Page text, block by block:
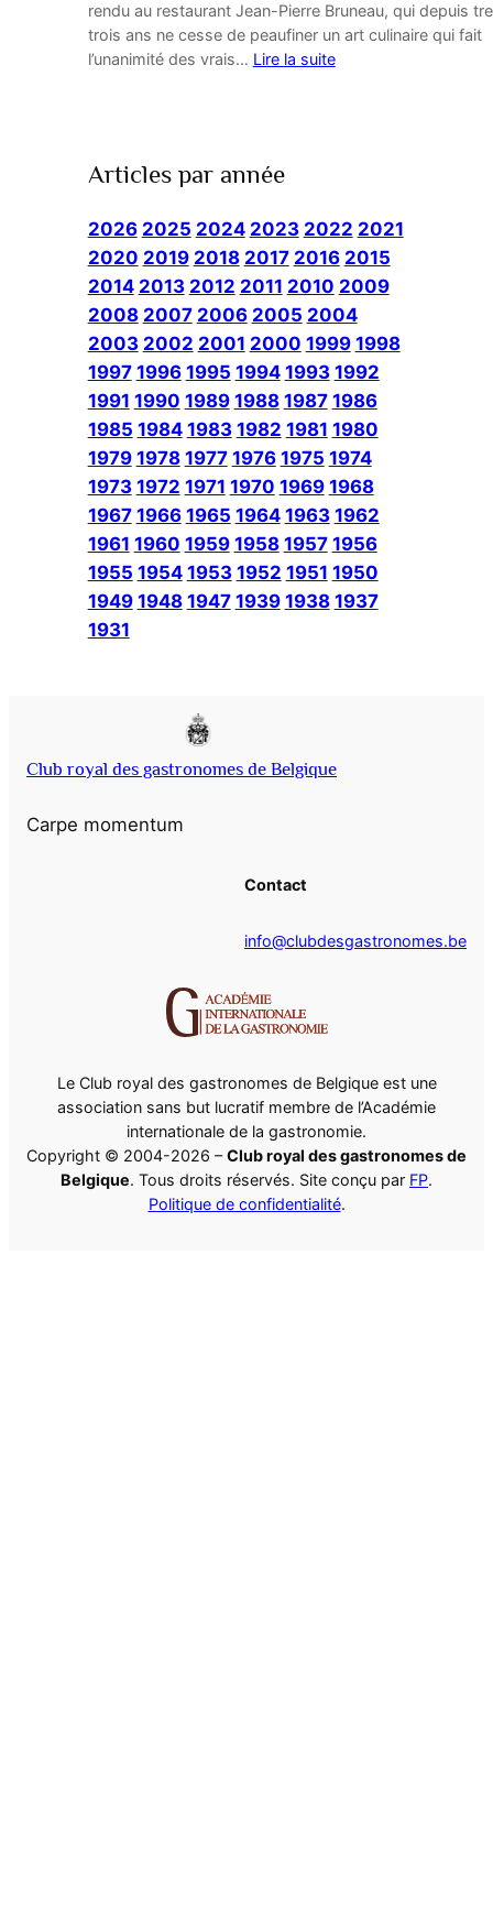
rendu au restaurant Jean-Pierre Bruneau, qui depuis
trois ans ne cesse de peaufiner un art culinaire qui fait
l’unanimité des vrais… Lire la suite
Articles par année
2026 2025 2024 2023 2022 2021
2020 2019 2018 2017 2016 2015
2014 2013 2012 2011 2010 2009
2008 2007 2006 2005 2004
2003 2002 2001 2000 1999 1998
1997 1996 1995 1994 1993 1992
1991 1990 1989 1988 1987 1986
1985 1984 1983 1982 1981 1980
1979 1978 1977 1976 1975 1974
1973 1972 1971 1970 1969 1968
1967 1966 1965 1964 1963 1962
1961 1960 1959 1958 1957 1956
1955 1954 1953 1952 1951 1950
1949 1948 1947 1939 1938 1937
1931
Club royal des gastronomes de Belgique
Carpe momentum
Contact
info@clubdesgastronomes.be
Le Club royal des gastronomes de Belgique est une
association sans but lucratif membre de l’Académie
internationale de la gastronomie.
Copyright © 2004-2026 –Club royal des gastronomes de
Belgique. Tous droits réservés. Site conçu par FP.
Politique de confidentialité.